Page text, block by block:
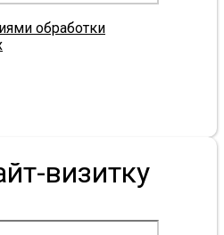
обработки
визитку